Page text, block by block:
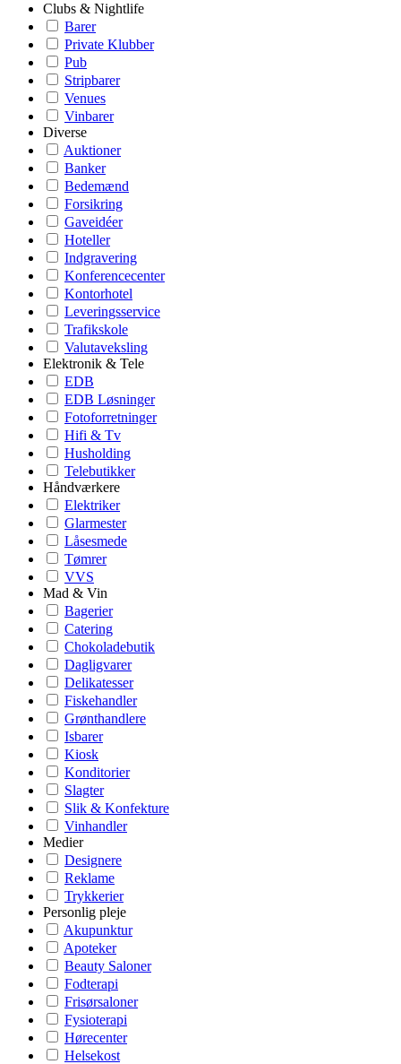
Clubs & Nightlife
Barer
Private Klubber
Pub
Stripbarer
Venues
Vinbarer
Diverse
Auktioner
Banker
Bedemænd
Forsikring
Gaveidéer
Hoteller
Indgravering
Konferencecenter
Kontorhotel
Leveringsservice
Trafikskole
Valutaveksling
Elektronik & Tele
EDB
EDB Løsninger
Fotoforretninger
Hifi & Tv
Husholding
Telebutikker
Håndværkere
Elektriker
Glarmester
Låsesmede
Tømrer
VVS
Mad & Vin
Bagerier
Catering
Chokoladebutik
Dagligvarer
Delikatesser
Fiskehandler
Grønthandlere
Isbarer
Kiosk
Konditorier
Slagter
Slik & Konfekture
Vinhandler
Medier
Designere
Reklame
Trykkerier
Personlig pleje
Akupunktur
Apoteker
Beauty Saloner
Fodterapi
Frisørsaloner
Fysioterapi
Hørecenter
Helsekost